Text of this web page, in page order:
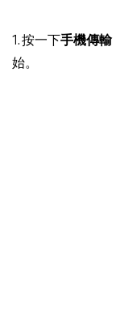
1. 按一下手機傳輸
始。